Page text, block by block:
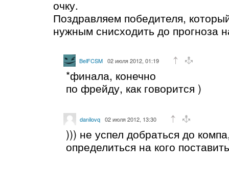
очку.
Поздравляем победителя,
нужным снисходить до прогноза
BelFCSM 02 июля 2012, 01:19
*финала, конечно
по фрейду, как говорится )
danilovq 02 июля 2012, 13:30
))) не успел добраться до
определиться на кого поставить